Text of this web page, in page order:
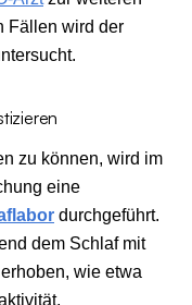
Fällen wird der
zu können, wird im
eine
durchgeführt.
dem Schlaf mit
wie etwa